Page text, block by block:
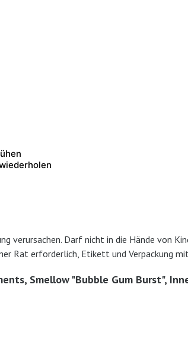
verursachen. Darf nicht in die Hände von
Rat erforderlich, Etikett und Verpackung
Smellow "Bubble Gum Burst",